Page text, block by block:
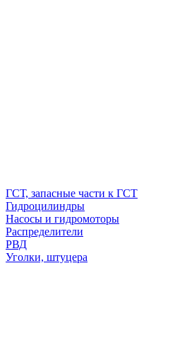
ГСТ, запасные части к ГСТ
Гидроцилиндры
Насосы и гидромоторы
Распределители
РВД
Уголки, штуцера